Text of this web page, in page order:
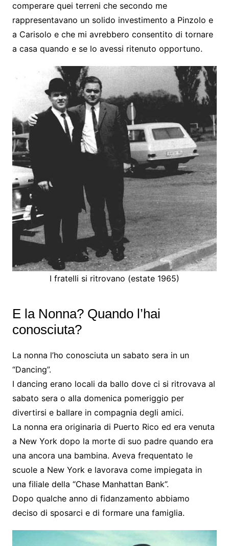
comperare quei terreni che secondo me
rappresentavano un solido investimento a Pinzolo e
a Carisolo e che mi avrebbero consentito di tornare
a casa quando e se lo avessi ritenuto opportuno.
I fratelli si ritrovano (estate 1965)
E la Nonna? Quando l’hai
conosciuta?
La nonna l’ho conosciuta un sabato sera in un
“Dancing”.
I dancing erano locali da ballo dove ci si ritrovava al
sabato sera o alla domenica pomeriggio per
divertirsi e ballare in compagnia degli amici.
La nonna era originaria di Puerto Rico ed era venuta
a New York dopo la morte di suo padre quando era
una ancora una bambina. Aveva frequentato le
scuole a New York e lavorava come impiegata in
una filiale della “Chase Manhattan Bank”.
Dopo qualche anno di fidanzamento abbiamo
deciso di sposarci e di formare una famiglia.